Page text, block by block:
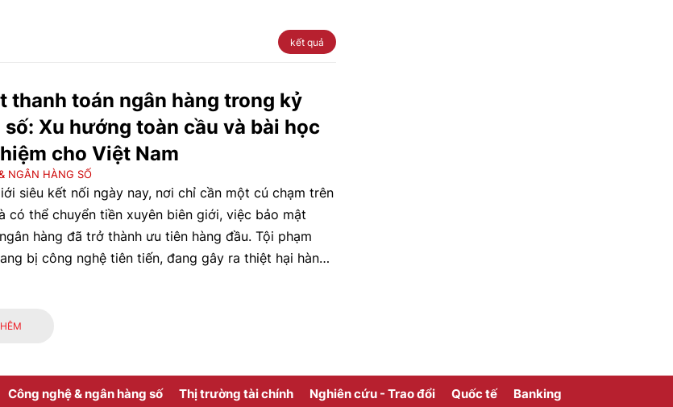
kết quả
thanh toán ngân hàng trong kỷ
số: Xu hướng toàn cầu và bài học
cho Việt Nam
NGÂN HÀNG SỐ
siêu kết nối ngày nay, nơi chỉ cần một cú chạm trên
có thể chuyển tiền xuyên biên giới, việc bảo mật
hàng đã trở thành ưu tiên hàng đầu. Tội phạm
bị công nghệ tiên tiến, đang gây ra thiệt hại hàng
cách mọi người giao dịch, nhưng cũng đang mở ra
Công nghệ & ngân hàng số Thị trường tài chính Nghiên cứu - Trao đổi Quốc tế Banking